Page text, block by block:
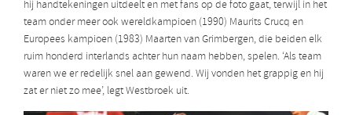
hij handtekeningen uitdeelt en met fans op de foto gaat, terwijl in het
team onder meer ook wereldkampioen (1990) Maurits Crucq en
Europees kampioen (1983) Maarten van Grimbergen, die beiden elk
ruim honderd interlands achter hun naam hebben, spelen. ‘Als team
waren we er redelijk snel aan gewend. Wij vonden het grappig en hij
zat er niet zo mee’, legt Westbroek uit.